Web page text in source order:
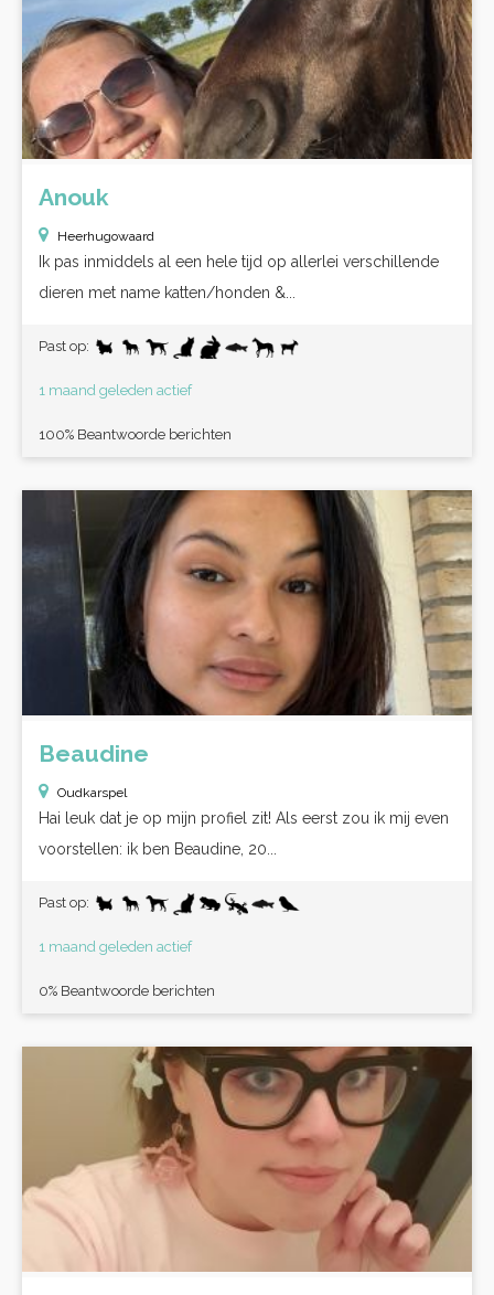
Anouk
Heerhugowaard
Ik pas inmiddels al een hele tijd op allerlei verschillende
dieren met name katten/honden &...
Past op:
1 maand geleden actief
100% Beantwoorde berichten
Beaudine
Oudkarspel
Hai leuk dat je op mijn profiel zit! Als eerst zou ik mij even
voorstellen: ik ben Beaudine, 20...
Past op:
1 maand geleden actief
0% Beantwoorde berichten